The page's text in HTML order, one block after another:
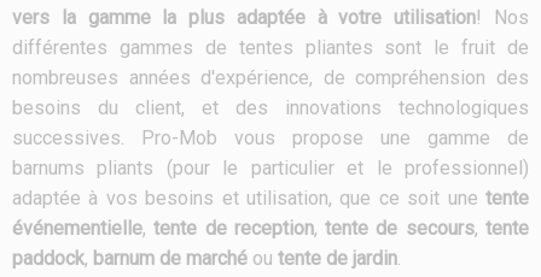
vers la gamme la plus adaptée à votre utilisation! Nos
différentes gammes de tentes pliantes sont le fruit de
nombreuses années d'expérience, de compréhension des
besoins du client, et des innovations technologiques
successives. Pro-Mob vous propose une gamme de
barnums pliants (pour le particulier et le professionnel)
adaptée à vos besoins et utilisation, que ce soit une tente
événementielle,tente de reception,tente de secours,tente
paddock, barnum de marché ou tente de jardin.